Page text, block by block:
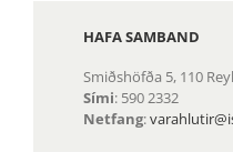
HAFA SAMBAND
Smiðshöfða 5, 110
Sími: 590 2332
Netfang: